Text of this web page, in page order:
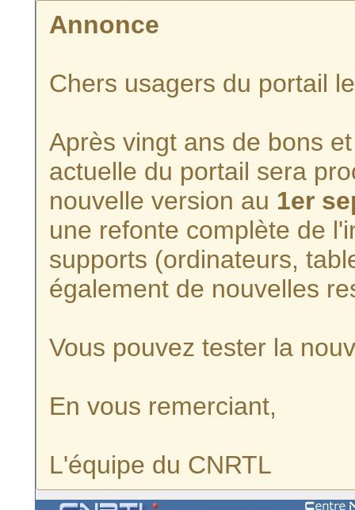
Annonce
Chers usagers du portail
Après vingt ans de bons
actuelle du portail sera
nouvelle version au 1er
une refonte complète de
supports (ordinateurs,
également de nouvelles
Vous pouvez tester la
En vous remerciant,
L'équipe du CNRTL